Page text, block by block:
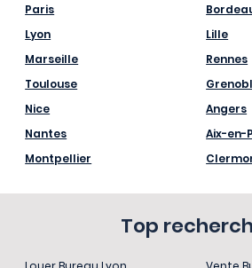
Paris
Lyon
Marseille
Toulouse
Nice
Nantes
Montpellier
Lille
Rennes
Angers
Aix-en-
Top